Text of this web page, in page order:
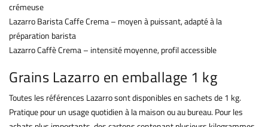
crémeuse
Lazarro Barista Caffe Crema – moyen à puissant, adapté à la
préparation barista
Lazarro Caffè Crema – intensité moyenne, profil accessible
Grains Lazarro en emballage 1 kg
Toutes les références Lazarro sont disponibles en sachets de 1 kg.
Pratique pour un usage quotidien à la maison ou au bureau. Pour les